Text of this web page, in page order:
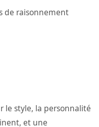
de raisonnement
le style, la personnalité
et une